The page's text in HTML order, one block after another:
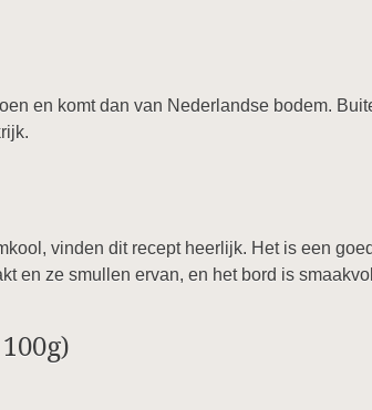
en komt dan van Nederlandse bodem.
vinden dit recept heerlijk. Het is een
en ze smullen ervan, en het bord is